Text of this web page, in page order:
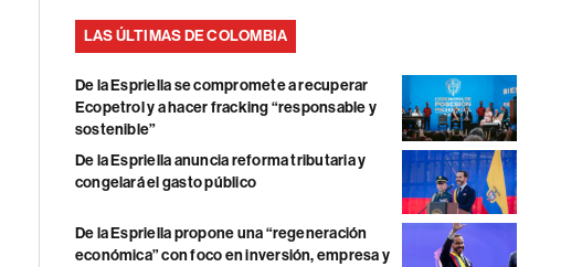
LAS ÚLTIMAS DE COLOMBIA
De la Espriella se compromete a recuperar
Ecopetrol y a hacer fracking “responsable y
sostenible”
De la Espriella anuncia reforma tributaria y
congelará el gasto público
De la Espriella propone una “regeneración
económica” con foco en inversión, empresa y